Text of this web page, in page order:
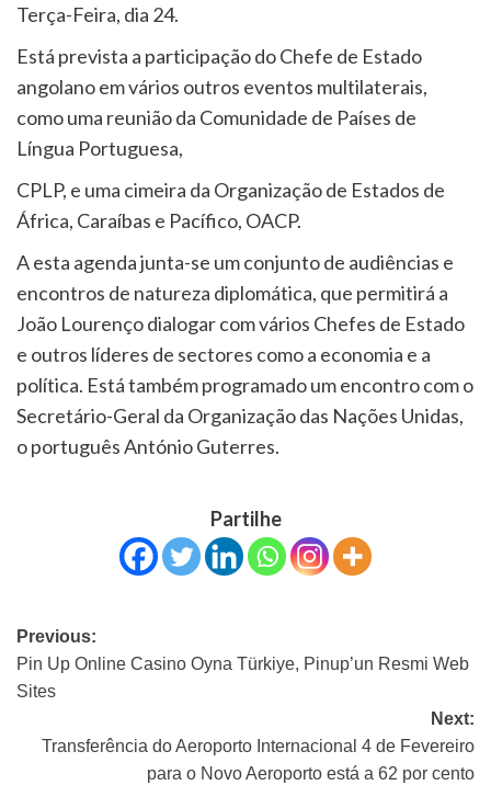
Terça-Feira, dia 24.
Está prevista a participação do Chefe de Estado
angolano em vários outros eventos multilaterais,
como uma reunião da Comunidade de Países de
Língua Portuguesa,
CPLP, e uma cimeira da Organização de Estados de
África, Caraíbas e Pacífico, OACP.
A esta agenda junta-se um conjunto de audiências e
encontros de natureza diplomática, que permitirá a
João Lourenço dialogar com vários Chefes de Estado
e outros líderes de sectores como a economia e a
política. Está também programado um encontro com o
Secretário-Geral da Organização das Nações Unidas,
o português António Guterres.
Partilhe
Previous:
Pin Up Online Casino Oyna Türkiye, Pinup’un Resmi Web
Sites
Next:
Transferência do Aeroporto Internacional 4 de Fevereiro
para o Novo Aeroporto está a 62 por cento